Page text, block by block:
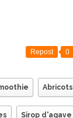
Repost 0
Abricots
Sirop d'agave